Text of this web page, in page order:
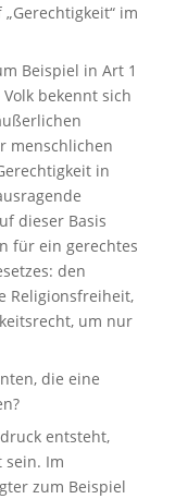
im
Beispiel in Art 1
bekennt sich
menschlichen
in
dieser Basis
für ein gerechtes
den
Religionsfreiheit,
um nur
die eine
entsteht,
sein. Im
zum Beispiel